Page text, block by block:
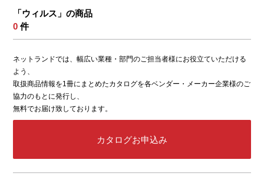
「ウィルス」の商品
0 件
ネットランドでは、幅広い業種・部門のご担当者様にお役立ていただける
よう、
取扱商品情報を1冊にまとめたカタログを各ベンダー・メーカー企業様のご
協力のもとに発行し、
無料でお届け致しております。
カタログお申込み